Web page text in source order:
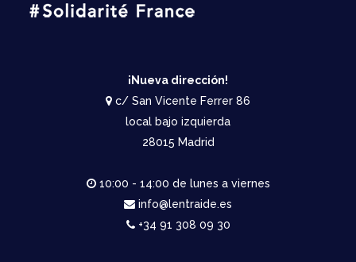
¡Nueva dirección!
c/ San Vicente Ferrer 86
local bajo izquierda
28015 Madrid
10:00 - 14:00 de lunes a viernes
info@lentraide.es
+34 91 308 09 30